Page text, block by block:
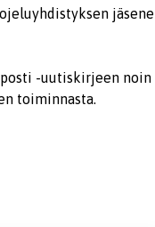
-uutiskirjeen
toiminnasta.